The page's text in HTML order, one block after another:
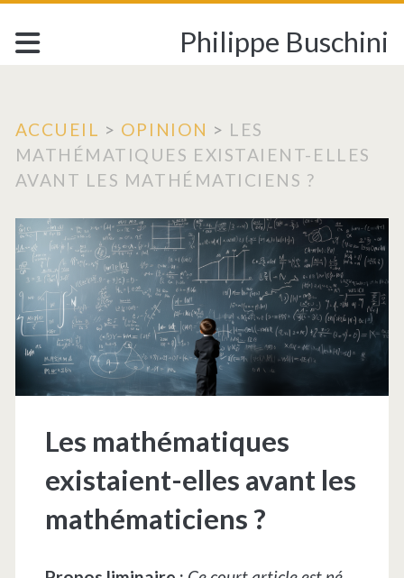
Philippe Buschini
ACCUEIL > OPINION > LES
MATHÉMATIQUES EXISTAIENT-ELLES
AVANT LES MATHÉMATICIENS ?
Les mathématiques
existaient-elles avant les
mathématiciens ?